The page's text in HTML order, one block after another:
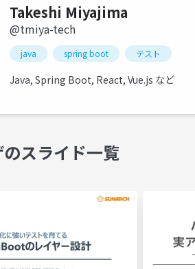
Takeshi Miyajima
@tmiya-tech
java spring boot テスト
Java, Spring Boot, React, Vue.js など
スライド一覧